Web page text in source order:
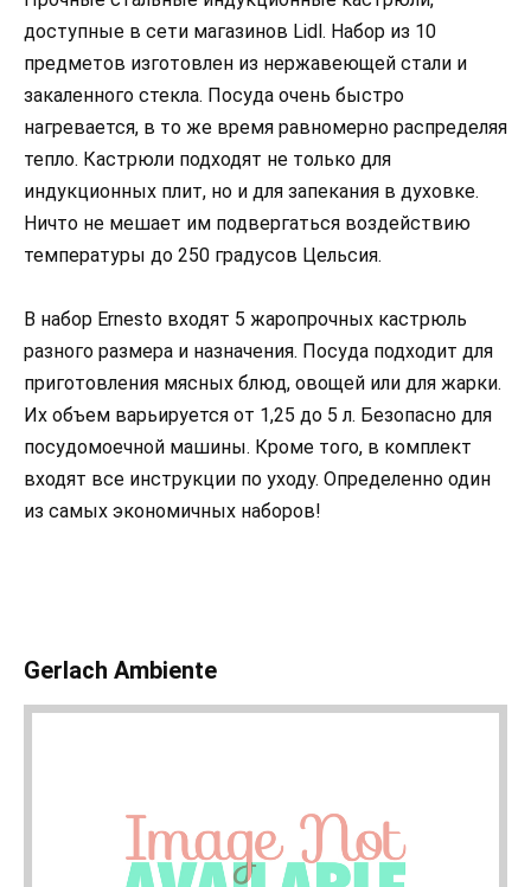
доступные в сети магазинов Lidl. Набор из 10
предметов изготовлен из нержавеющей стали и
закаленного стекла. Посуда очень быстро
нагревается, в то же время равномерно распределяя
тепло. Кастрюли подходят не только для
индукционных плит, но и для запекания в духовке.
Ничто не мешает им подвергаться воздействию
температуры до 250 градусов Цельсия.
В набор Ernesto входят 5 жаропрочных кастрюль
разного размера и назначения. Посуда подходит для
приготовления мясных блюд, овощей или для жарки.
Их объем варьируется от 1,25 до 5 л. Безопасно для
посудомоечной машины. Кроме того, в комплект
входят все инструкции по уходу. Определенно один
из самых экономичных наборов!
Gerlach Ambiente